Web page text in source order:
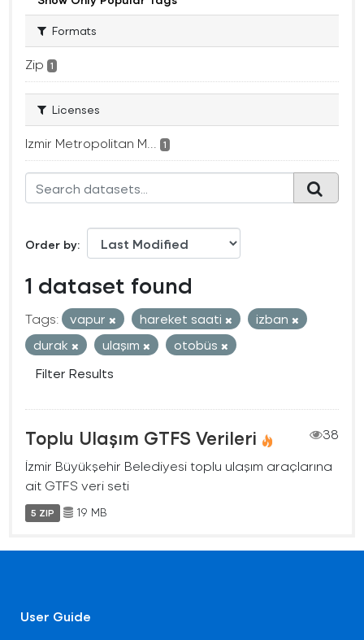
Formats
Zip 1
Licenses
Izmir Metropolitan M... 1
Order by
1 dataset found
Tags: vapur hareket saati
izban
durak
ulaşım
otobüs
Filter Results
Toplu Ulaşım GTFS Verileri
38
İzmir Büyükşehir Belediyesi toplu ulaşım araçlarına
ait GTFS veri seti
5 ZIP 19 MB
User Guide